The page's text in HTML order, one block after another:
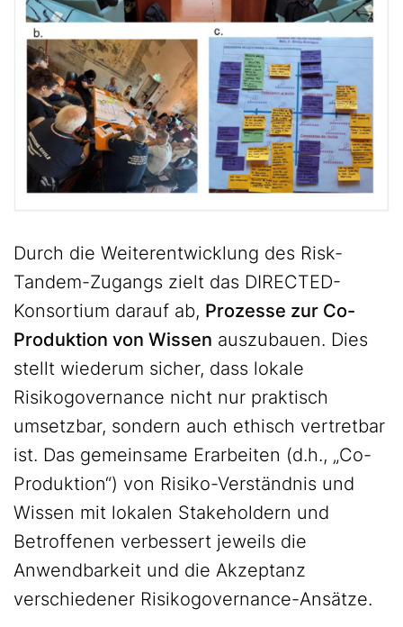
Durch die Weiterentwicklung des Risk-
Tandem-Zugangs zielt das DIRECTED-
Konsortium darauf ab, Prozesse zur Co-
Produktion von Wissen auszubauen. Dies
stellt wiederum sicher, dass lokale
Risikogovernance nicht nur praktisch
umsetzbar, sondern auch ethisch vertretbar
ist. Das gemeinsame Erarbeiten (d.h., „Co-
Produktion“) von Risiko-Verständnis und
Wissen mit lokalen Stakeholdern und
Betroffenen verbessert jeweils die
Anwendbarkeit und die Akzeptanz
verschiedener Risikogovernance-Ansätze.